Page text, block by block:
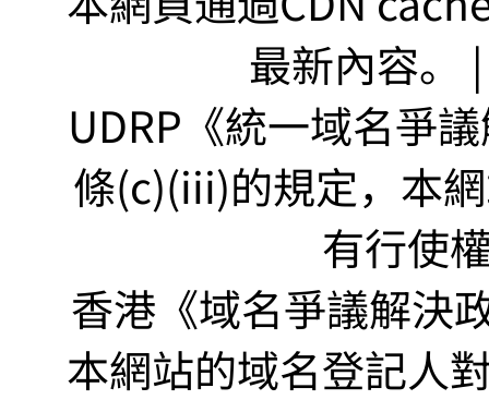
最新內容。
UDRP《統一域名爭
條(c)(iii)的規定，本
有行使
香港《域名爭議解決
本網站的域名登記人